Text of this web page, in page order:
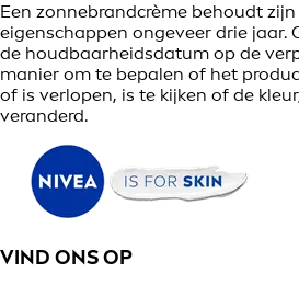
Een zonnebrandcrème behoudt
eigenschappen ongeveer drie jaar.
de houdbaarheidsdatum op de
manier om te bepalen of het
of is verlopen, is te kijken of de
veranderd.
VIND ONS OP